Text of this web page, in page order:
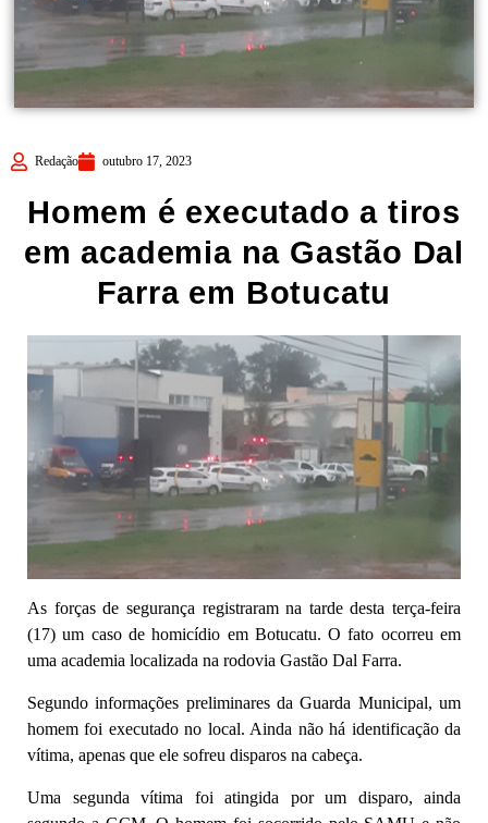
Redação outubro 17, 2023
Homem é executado a tiros
em academia na Gastão Dal
Farra em Botucatu
As forças de segurança registraram na tarde desta terça-feira
(17) um caso de homicídio em Botucatu. O fato ocorreu em
uma academia localizada na rodovia Gastão Dal Farra.
Segundo informações preliminares da Guarda Municipal, um
homem foi executado no local. Ainda não há identificação da
vítima, apenas que ele sofreu disparos na cabeça.
Uma segunda vítima foi atingida por um disparo, ainda